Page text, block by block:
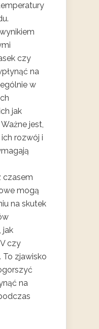
czy
na
w
jak
jest,
rozwój i
czasem
mogą
na skutek
jak
czy
To zjawisko
na